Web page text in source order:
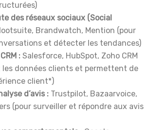
des réseaux sociaux (Social
Brandwatch, Mention (pour
et détecter les tendances)
: Salesforce, HubSpot, Zoho CRM
données clients et permettent de
client*)
d’avis : Trustpilot, Bazaarvoice,
(pour surveiller et répondre aux avis